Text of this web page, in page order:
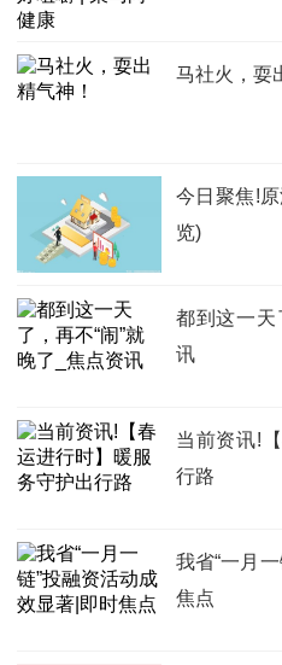
马社火，耍
今日聚焦!
览)
都到这一天
讯
当前资讯!
行路
我省“一月
焦点